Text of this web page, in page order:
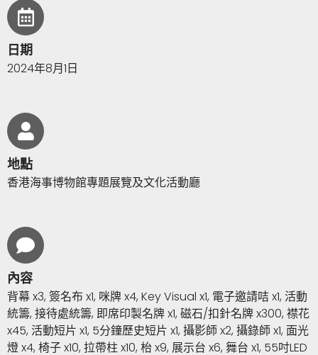
日期
2024年8月1日
地點
香港海事博物館專題展覽及文化活動廳
內容
背幕 x3, 簽名布 x1, 咪牌 x4, Key Visual x1, 電子邀請咭 x1, 活動
統籌, 接待處統籌, 即席印製名牌 x1, 磁石/扣針名牌 x300, 襟花
x45, 活動短片 x1, 5分鐘歷史短片 x1, 攝影師 x2, 攝錄師 x1, 面光
燈 x4, 椅子 x10, 拉帶柱 x10, 枱 x9, 展示台 x6, 舞台 x1, 55吋LED